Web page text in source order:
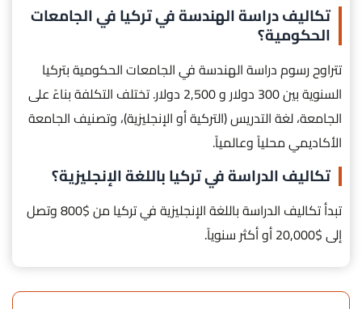
تكاليف دراسة الهندسة في تركيا في الجامعات
الحكومية؟
تتراوح رسوم دراسة الهندسة في الجامعات الحكومية بتركيا
السنوية بين 300 دولار و 2,500 دولار. تختلف التكلفة بناءً على
الجامعة، لغة التدريس (التركية أو الإنجليزية)، وتصنيف الجامعة
الأكاديمي محلياً وعالمياً.
تكاليف الدراسة في تركيا باللغة الإنجليزية؟
تبدأ تكاليف الدراسة باللغة الإنجليزية في تركيا من $800 وتصل
إلى $20,000 أو أكثر سنوياً.